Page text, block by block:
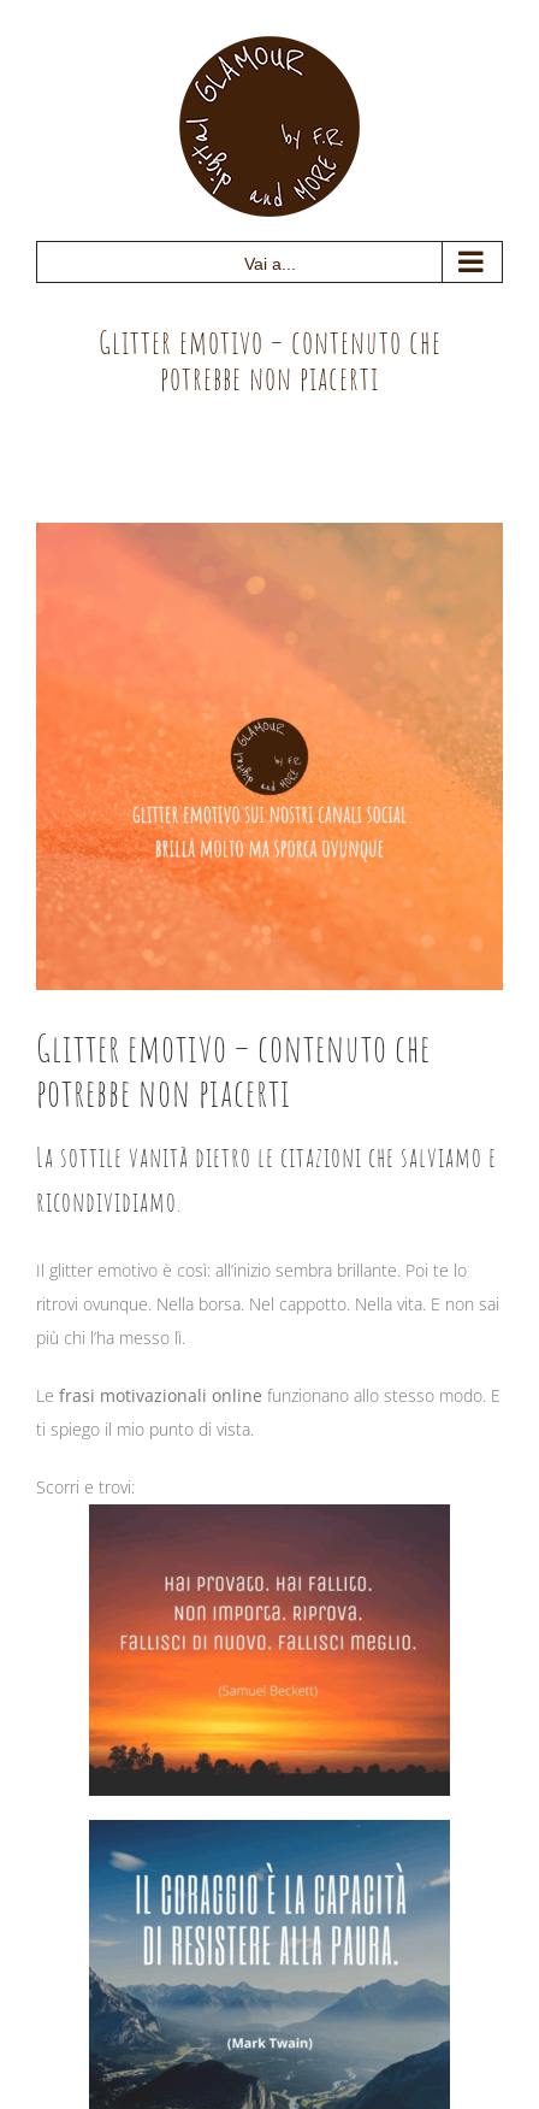
Vai a...
Glitter emotivo – contenuto che
potrebbe non piacerti
Glitter emotivo – contenuto che
potrebbe non piacerti
La sottile vanità dietro le citazioni che salviamo e
ricondividiamo.
Il glitter emotivo è così: all’inizio sembra brillante. Poi te lo
ritrovi ovunque. Nella borsa. Nel cappotto. Nella vita. E non sai
più chi l’ha messo lì.
Le frasi motivazionali online funzionano allo stesso modo. E
ti spiego il mio punto di vista.
Scorri e trovi: